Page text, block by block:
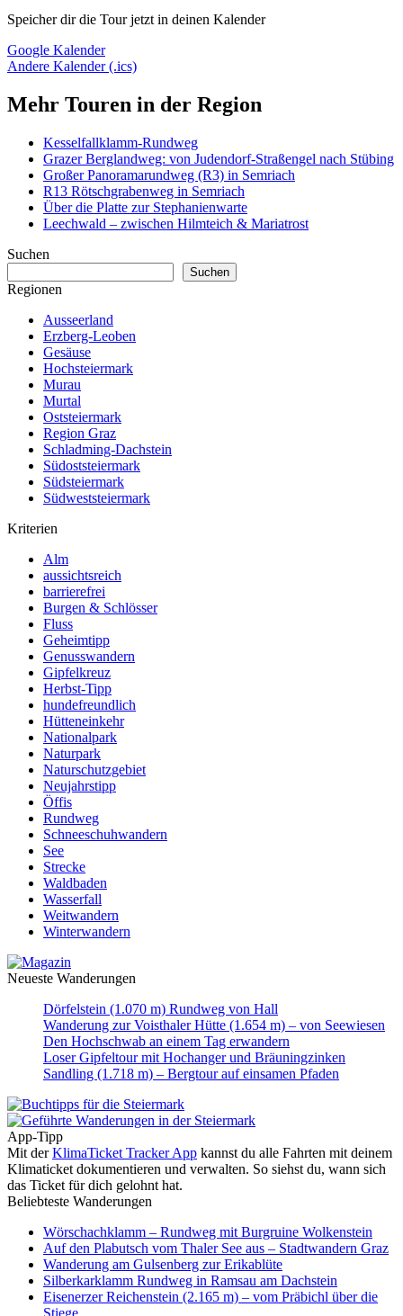
Speicher dir die Tour jetzt in deinen Kalender
Google Kalender
Andere Kalender (.ics)
Mehr Touren in der Region
Kesselfallklamm-Rundweg
Grazer Berglandweg: von Judendorf-Straßengel nach Stübing
Großer Panoramarundweg (R3) in Semriach
R13 Rötschgrabenweg in Semriach
Über die Platte zur Stephanienwarte
Leechwald – zwischen Hilmteich & Mariatrost
Suchen
Suchen
Regionen
Ausseerland
Erzberg-Leoben
Gesäuse
Hochsteiermark
Murau
Murtal
Oststeiermark
Region Graz
Schladming-Dachstein
Südoststeiermark
Südsteiermark
Südweststeiermark
Kriterien
Alm
aussichtsreich
barrierefrei
Burgen & Schlösser
Fluss
Geheimtipp
Genusswandern
Gipfelkreuz
Herbst-Tipp
hundefreundlich
Hütteneinkehr
Nationalpark
Naturpark
Naturschutzgebiet
Neujahrstipp
Öffis
Rundweg
Schneeschuhwandern
See
Strecke
Waldbaden
Wasserfall
Weitwandern
Winterwandern
Neueste Wanderungen
Dörfelstein (1.070 m) Rundweg von Hall
Wanderung zur Voisthaler Hütte (1.654 m) – von Seewiesen
Den Hochschwab an einem Tag erwandern
Loser Gipfeltour mit Hochanger und Bräuningzinken
Sandling (1.718 m) – Bergtour auf einsamen Pfaden
App-Tipp
Mit derKlimaTicket Tracker App kannst du alle Fahrten mit deinem
Klimaticket dokumentieren und verwalten. So siehst du, wann sich
das Ticket für dich gelohnt hat.
Beliebteste Wanderungen
Wörschachklamm – Rundweg mit Burgruine Wolkenstein
Auf den Plabutsch vom Thaler See aus – Stadtwandern Graz
Wanderung am Gulsenberg zur Erikablüte
Silberkarklamm Rundweg in Ramsau am Dachstein
Eisenerzer Reichenstein (2.165 m) – vom Präbichl über die
Stiege